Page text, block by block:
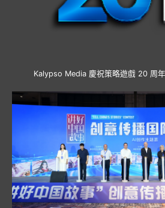
Kalypso Media 慶祝策略遊戲 20 周